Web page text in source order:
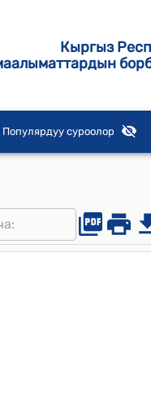
Кыргыз
Популярдуу суроолор